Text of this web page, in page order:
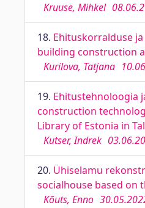
Kruuse, Mihkel
18. Ehituskorralduse
building construction
Kurilova, Tatjana
19. Ehitustehnoloogia
construction
Library of Estonia in
Kutser, Indrek
20. Ühiselamu
socialhouse based on
Kõuts, Enno